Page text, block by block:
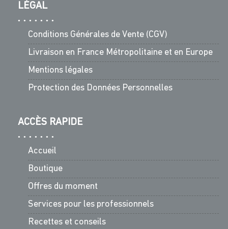
LÉGAL
Conditions Générales de Vente (CGV)
Livraison en France Métropolitaine et en Europe
Mentions légales
Protection des Données Personnelles
ACCÈS RAPIDE
Accueil
Boutique
Offres du moment
Services pour les professionnels
Recettes et conseils